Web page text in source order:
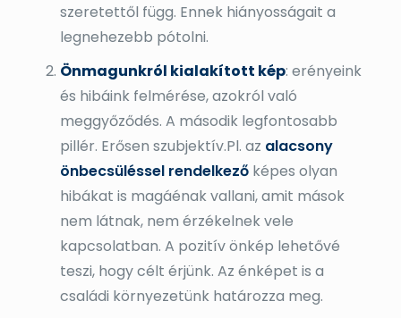
szeretettől függ. Ennek hiányosságait a
legnehezebb pótolni.
Önmagunkról kialakított kép: erényeink
és hibáink felmérése, azokról való
meggyőződés. A második legfontosabb
pillér. Erősen szubjektív.Pl. az alacsony
önbecsüléssel rendelkezőképes olyan
hibákat is magáénak vallani, amit mások
nem látnak, nem érzékelnek vele
kapcsolatban. A pozitív önkép lehetővé
teszi, hogy célt érjünk. Az énképet is a
családi környezetünk határozza meg.